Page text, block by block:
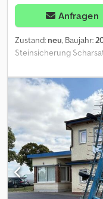
Anfragen
Zustand: neu, Baujahr:
Steinsicherung
Tiefeneinstellung
Scheibennivelator STS